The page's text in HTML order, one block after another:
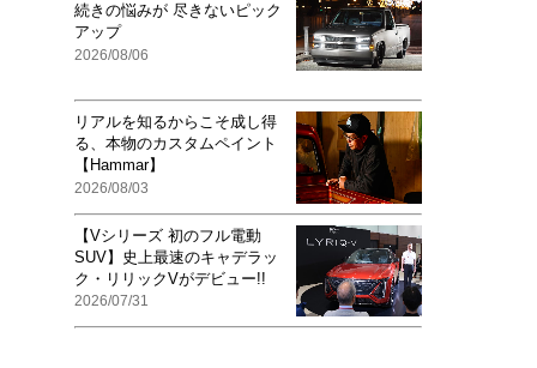
続きの悩みが 尽きないピック
アップ
2026/08/06
リアルを知るからこそ成し得
る、本物のカスタムペイント
【Hammar】
2026/08/03
【Vシリーズ 初のフル電動
SUV】史上最速のキャデラッ
ク・リリックVがデビュー!!
2026/07/31